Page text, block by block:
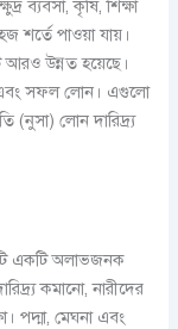
ব্যবসা, কৃষি, শিক্ষা
শর্তে পাওয়া যায়।
উন্নত হয়েছে।
এবং সফল লোন। এগুলো
(নুসা) লোন দারিদ্র্য
একটি অলাভজনক
কমানো, নারীদের
পদ্মা, মেঘনা এবং